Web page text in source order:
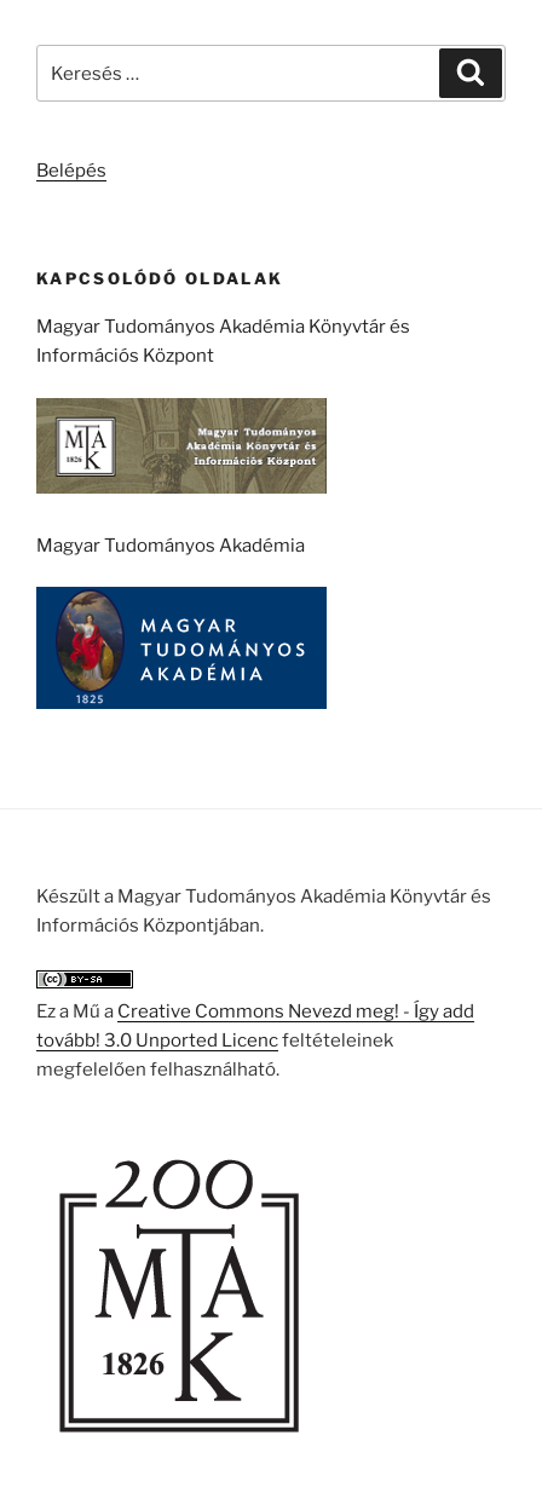
Belépés
KAPCSOLÓDÓ OLDALAK
Magyar Tudományos Akadémia Könyvtár és
Információs Központ
Magyar Tudományos Akadémia
Készült a Magyar Tudományos Akadémia Könyvtár és
Információs Központjában.
Ez a Mű a Creative Commons Nevezd meg! - Így add
tovább! 3.0 Unported Licencfeltételeinek
megfelelően felhasználható.